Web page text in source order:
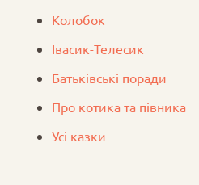
Колобок
Iвасик-Телесик
Батьківські поради
Про котика та півника
Усі казки